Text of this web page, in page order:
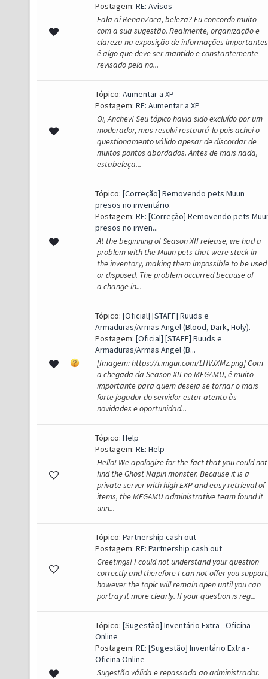
Postagem: RE: Avisos
Fala aí RenanZoca, beleza? Eu concordo muito
com a sua sugestão. Realmente, organização e
clareza na exposição de informações importantes
é algo que deve ser mantido e constantemente
revisado pela no...
Tópico: Aumentar a XP
Postagem: RE: Aumentar a XP
Oi, Anchev! Seu tópico havia sido excluído por um
moderador, mas resolvi restaurá-lo pois achei o
questionamento válido apesar de discordar de
muitos pontos abordados. Antes de mais nada,
estabeleça...
Tópico: [Correção] Removendo pets Muun
presos no inventário.
Postagem: RE: [Correção] Removendo pets
presos no inven...
At the beginning of Season XII release, we had a
problem with the Muun pets that were stuck in
the inventory, making them impossible to be used
or disposed. The problem occurred because of
a change in...
Tópico: [Oficial] [STAFF] Ruuds e
Armaduras/Armas Angel (Blood, Dark, Holy).
Postagem: [Oficial] [STAFF] Ruuds e
Armaduras/Armas Angel (B...
[Imagem: https://i.imgur.com/LHVJXMz.png] Com
a chegada da Season XII no MEGAMU, é muito
importante para quem deseja se tornar o mais
forte jogador do servidor estar atento às
novidades e oportunidad...
Tópico: Help
Postagem: RE: Help
Hello! We apologize for the fact that you could not
find the Ghost Napin monster. Because it is a
private server with high EXP and easy retrieval of
items, the MEGAMU administrative team found it
unn...
Tópico: Partnership cash out
Postagem: RE: Partnership cash out
Greetings! I could not understand your question
correctly and therefore I can not offer you
however the topic will remain open until you can
portray it more clearly. If your question is reg...
Tópico: [Sugestão] Inventário Extra - Oficina
Online
Postagem: RE: [Sugestão] Inventário Extra -
Oficina Online
Sugestão válida e repassada ao administrador.